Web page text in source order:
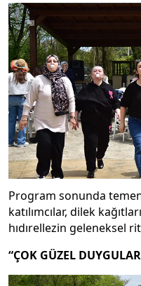
Program sonunda
katılımcılar, dilek
hıdırellezin geleneksel
“ÇOK GÜZEL